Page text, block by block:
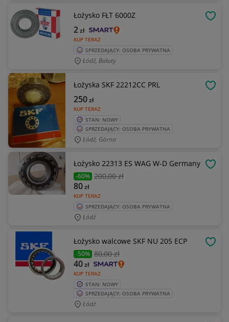
Łożysko FŁT 6000Z
KUP TERAZ
2zł
SPRZEDAJĄCY: OSOBA PRYWATNA
Łódź, Bałuty
Łożyska SKF 22212CC PRL
KUP TERAZ
250zł
STAN: NOWY
SPRZEDAJĄCY: OSOBA PRYWATNA
Łódź, Górna
Łożysko 22313 ES WAG W-D Germany
-60% 200,00 zł
KUP TERAZ
80zł
SPRZEDAJĄCY: OSOBA PRYWATNA
Łódź
Łożysko walcowe SKF NU 205 ECP
-50% 80,00 zł
KUP TERAZ
40zł
STAN: NOWY
SPRZEDAJĄCY: OSOBA PRYWATNA
Łódź